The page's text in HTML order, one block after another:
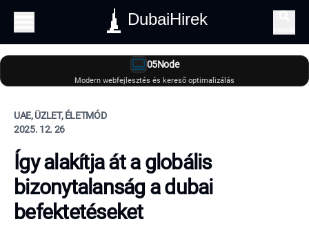
DubaiHirek
05Node
Modern webfejlesztés és kereső optimalizálás
UAE, ÜZLET, ÉLETMÓD
2025. 12. 26
Így alakítja át a globális
bizonytalanság a dubai
befektetéseket